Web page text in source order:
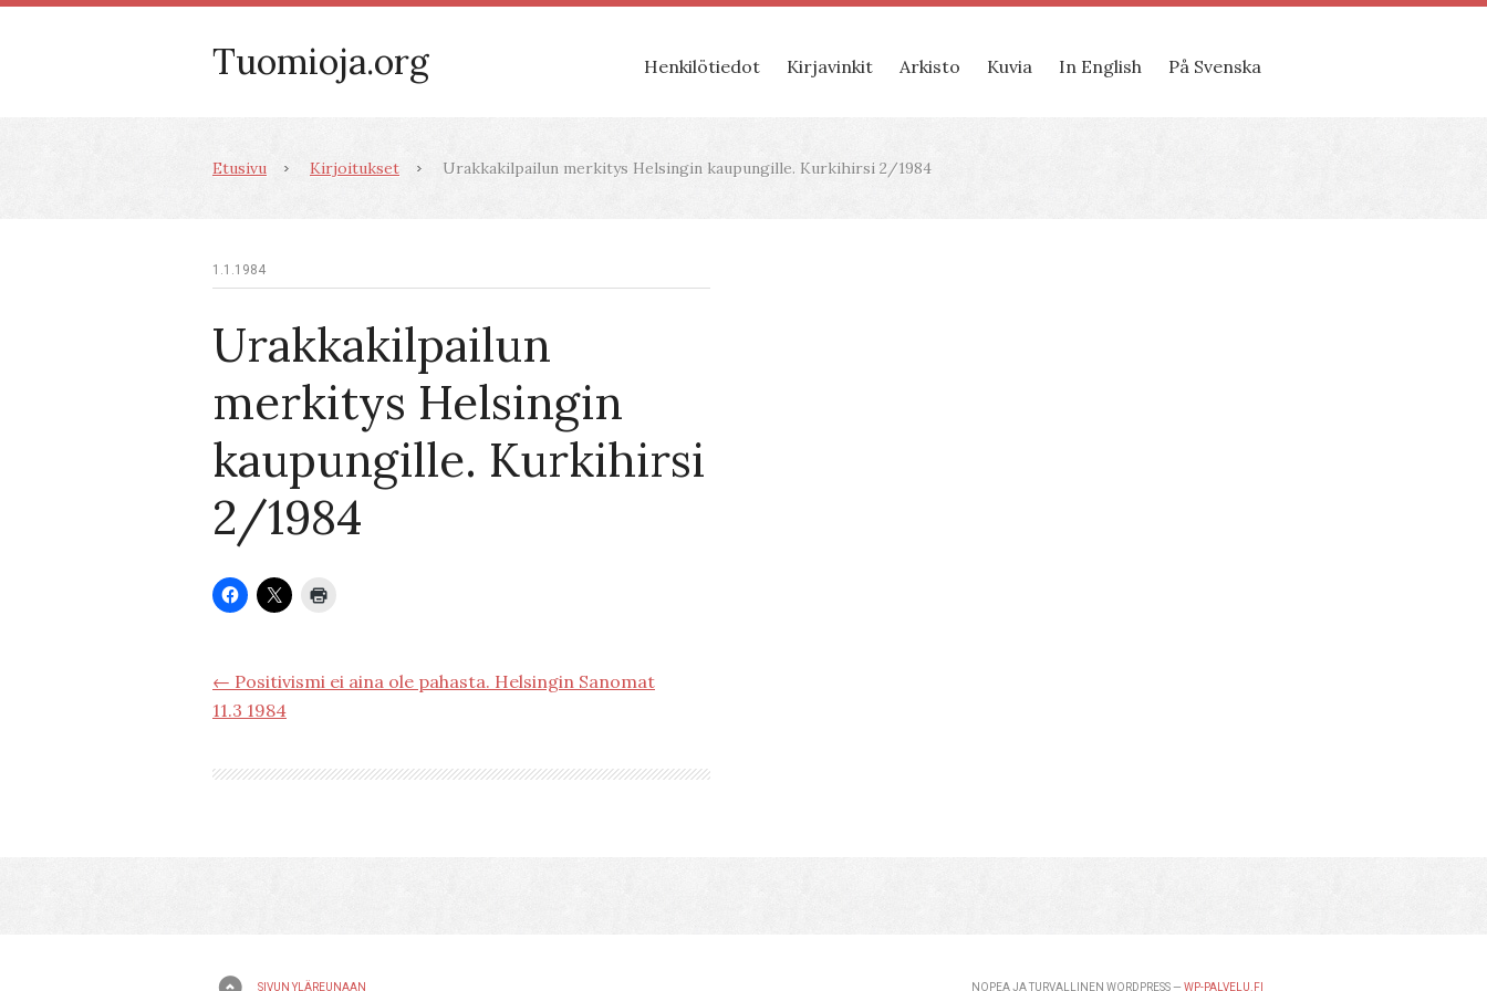
Tuomioja.org Henkilötiedot Kirjavinkit Arkisto Kuvia In English På Svenska
Etusivu Kirjoitukset Urakkakilpailun merkitys Helsingin kaupungille. Kurkihirsi 2/1984
1.1.1984
Urakkakilpailun
merkitys Helsingin
kaupungille. Kurkihirsi
2/1984
← Positivismi ei aina ole pahasta. Helsingin Sanomat
11.3 1984
NOPEA JA TURVALLINEN WORDPRESS — WP-PALVELU.FI
SIVUN YLÄREUNAAN